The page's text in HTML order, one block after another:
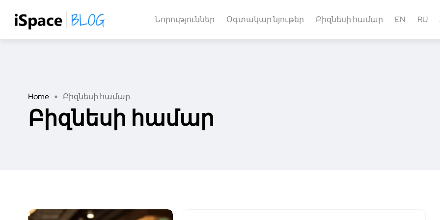
Նորություններ Օգտակար նյութեր Բիզնեսի համար EN RU
Home Բիզնեսի համար
Բիզնեսի համար